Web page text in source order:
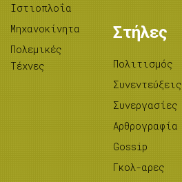
Ιστιοπλοΐα
Μηχανοκίνητα
Πολεμικές
Τέχνες
Στήλες
Πολιτισμός
Συνεντεύξεις
Συνεργασίες
Αρθρογραφία
Gossip
Γκολ-αρες